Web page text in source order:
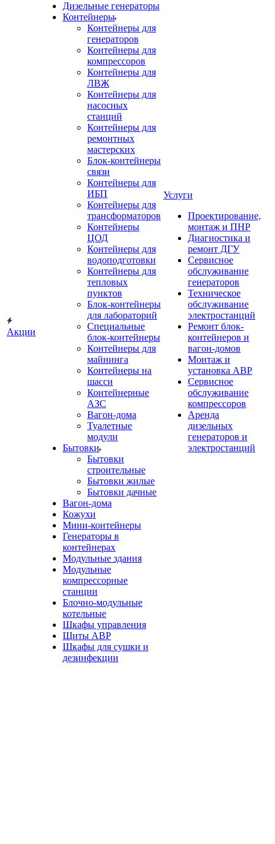
Акции
Дизельные генераторы
Контейнеры
Контейнеры для
генераторов
Контейнеры для
компрессоров
Контейнеры для
ЛВЖ
Контейнеры для
насосных
станций
Контейнеры для
ремонтных
мастерских
Блок-контейнеры
связи
Контейнеры для
ИБП
Контейнеры для
трансформаторов
Контейнеры
ЦОД
Контейнеры для
водоподготовки
Контейнеры для
тепловых
пунктов
Блок-контейнеры
для лабораторий
Специальные
блок-контейнеры
Контейнеры для
майнинга
Контейнеры на
шасси
Контейнерные
АЗС
Вагон-дома
Туалетные
модули
Бытовки
Бытовки
строительные
Бытовки жилые
Бытовки дачные
Вагон-дома
Кожухи
Мини-контейнеры
Генераторы в
контейнерах
Модульные здания
Модульные
компрессорные
станции
Блочно-модульные
котельные
Шкафы управления
Щиты АВР
Шкафы для сушки и
дезинфекции
Услуги
Проектирование,
монтаж и ПНР
Диагностика и
ремонт ДГУ
Сервисное
обслуживание
генераторов
Техническое
обслуживание
электростанций
Ремонт блок-
контейнеров и
вагон-домов
Монтаж и
установка АВР
Сервисное
обслуживание
компрессоров
Аренда
дизельных
генераторов и
электростанций